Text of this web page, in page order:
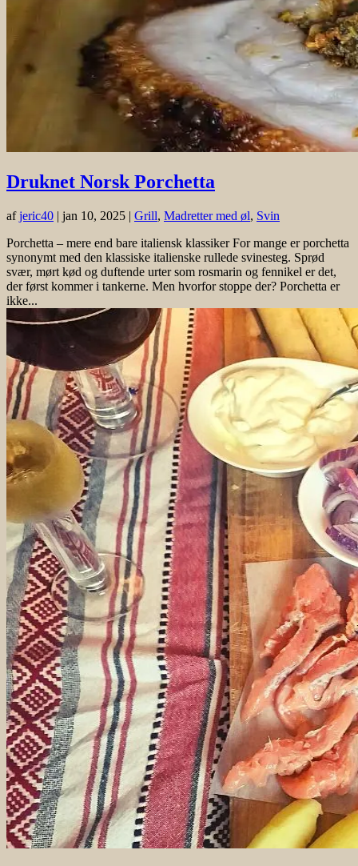
Druknet Norsk Porchetta
afjeric40 | jan 10, 2025 | Grill, Madretter med øl, Svin
Porchetta – mere end bare italiensk klassiker For mange er porchetta
synonymt med den klassiske italienske rullede svinesteg. Sprød
svær, mørt kød og duftende urter som rosmarin og fennikel er det,
der først kommer i tankerne. Men hvorfor stoppe der? Porchetta er
ikke...